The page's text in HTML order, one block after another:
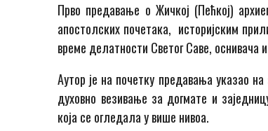
Прво предавање о Жичкој (Пећкој)
апостолских почетака, историјским
време делатности Светог Саве,
Аутор је на почетку предавања указао
духовно везивање за догмате и
која се огледала у више нивоа.